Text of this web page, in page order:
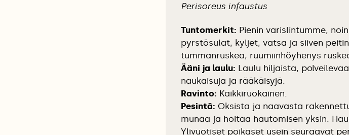
Perisoreus infaustus
Tuntomerkit: Pienin varislintumme,
pyrstösulat, kyljet, vatsa ja siiven
tummanruskea, ruumiinhöyhenys
Ääni ja laulu: Laulu hiljaista,
naukaisuja ja rääkäisyjä.
Ravinto: Kaikkiruokainen.
Pesintä: Oksista ja naavasta
munaa ja hoitaa hautomisen yksin.
Ylivuotiset poikaset usein seuraavat